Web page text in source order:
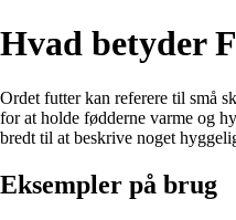
Hvad betyder
Ordet futter kan referere til små
for at holde fødderne varme og
bredt til at beskrive noget
Eksempler på brug